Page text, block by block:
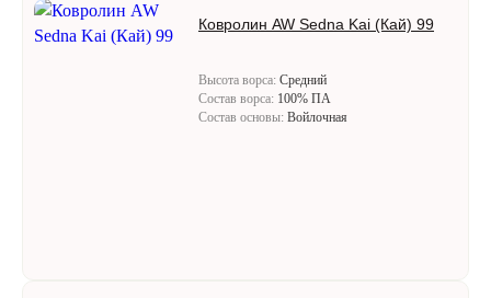
Ковролин AW Sedna Kai (Кай) 99
Высота ворса: Средний
Состав ворса: 100% ПА
Состав основы: Войлочная